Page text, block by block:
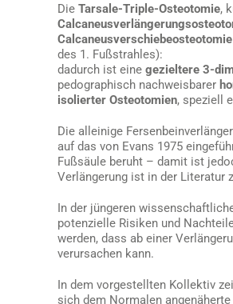
Die Tarsale-Triple-Osteotomie,
Calcaneusverschiebeosteotomie
des 1. Fußstrahles):
dadurch ist eine gezieltere 3-
pedographisch nachweisbarer
isolierter Osteotomien, speziell
Die alleinige
auf das von Evans 1975
Fußsäule beruht – damit ist
Verlängerung ist in der Literatur
In der jüngeren
potenzielle Risiken und
werden, dass ab einer
verursachen kann.
In dem vorgestellten Kollektiv
sich dem Normalen